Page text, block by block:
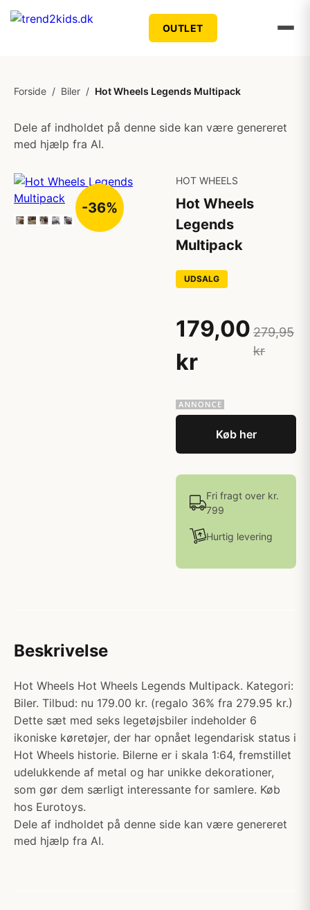
OUTLET
Forside / Biler / Hot Wheels Legends Multipack
Dele af indholdet på denne side kan være genereret
med hjælp fra AI.
-36%
HOT WHEELS
Hot Wheels
Legends
Multipack
UDSALG
179,00
kr
279,95
kr
Køb her
Fri fragt over kr.
799
Hurtig levering
Beskrivelse
Hot Wheels Hot Wheels Legends Multipack. Kategori:
Biler. Tilbud: nu 179.00 kr. (regalo 36% fra 279.95 kr.)
Dette sæt med seks legetøjsbiler indeholder 6
ikoniske køretøjer, der har opnået legendarisk status i
Hot Wheels historie. Bilerne er i skala 1:64, fremstillet
udelukkende af metal og har unikke dekorationer,
som gør dem særligt interessante for samlere. Køb
hos Eurotoys.
Dele af indholdet på denne side kan være genereret
med hjælp fra AI.